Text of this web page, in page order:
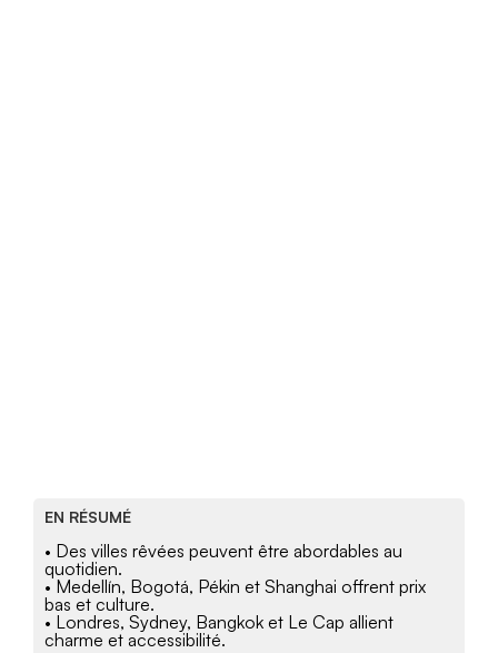
EN RÉSUMÉ
• Des villes rêvées peuvent être abordables au
quotidien.
• Medellín, Bogotá, Pékin et Shanghai offrent prix
bas et culture.
• Londres, Sydney, Bangkok et Le Cap allient
charme et accessibilité.